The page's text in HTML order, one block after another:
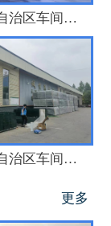
宁夏回族自治区车间厂房
宁夏回族自治区车间厂房
更多